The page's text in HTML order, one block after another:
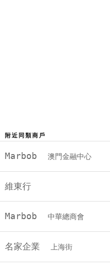
附近同類商戶
Marbob 澳門金融中心
維東行
Marbob 中華總商會
名家企業 上海街